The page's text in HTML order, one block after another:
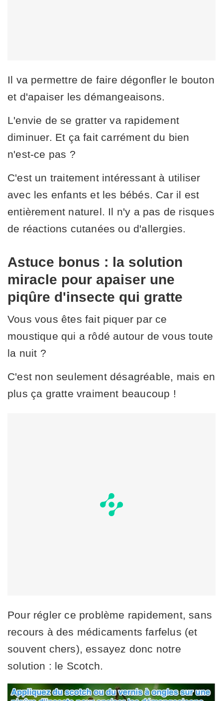
Il va permettre de faire dégonfler le bouton
et d'apaiser les démangeaisons.
L'envie de se gratter va rapidement
diminuer. Et ça fait carrément du bien
n'est-ce pas ?
C'est un traitement intéressant à utiliser
avec les enfants et les bébés. Car il est
entièrement naturel. Il n'y a pas de risques
de réactions cutanées ou d'allergies.
Astuce bonus : la solution
miracle pour apaiser une
piqûre d'insecte qui gratte
Vous vous êtes fait piquer par ce
moustique qui a rôdé autour de vous toute
la nuit ?
C'est non seulement désagréable, mais en
plus ça gratte vraiment beaucoup !
Pour régler ce problème rapidement, sans
recours à des médicaments farfelus (et
souvent chers), essayez donc notre
solution : le Scotch.